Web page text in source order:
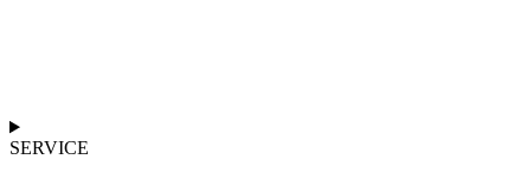
SERVICE